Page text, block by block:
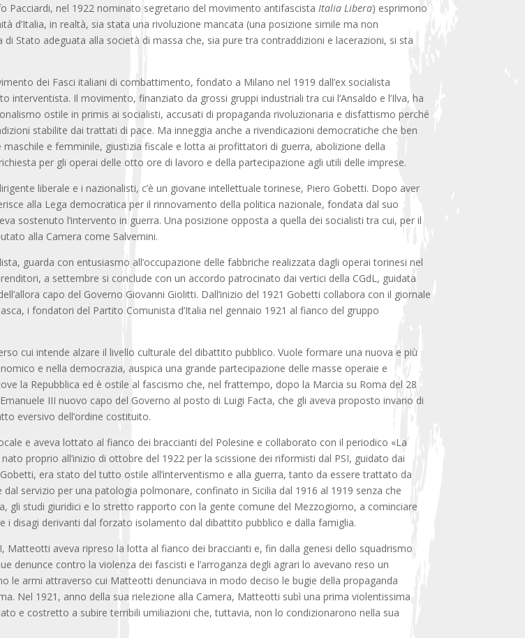
Pacciardi, nel 1922 nominato segretario del movimento antifascistaItalia Libera) esprimono
d’Italia, in realtà, sia stata una rivoluzione mancata (una posizione simile ma non
di Stato adeguata alla società di massa che, sia pure tra contraddizioni e lacerazioni, si sta
dei Fasci italiani di combattimento, fondato a Milano nel 1919 dall’ex socialista
Il movimento, finanziato da grossi gruppi industriali tra cui l’Ansaldo e l’Ilva, ha
ostile in primis ai socialisti, accusati di propaganda rivoluzionaria e disfattismo perché
stabilite dai trattati di pace. Ma inneggia anche a rivendicazioni democratiche che ben
maschile e femminile, giustizia fiscale e lotta ai profittatori di guerra, abolizione della
per gli operai delle otto ore di lavoro e della partecipazione agli utili delle imprese.
liberale e i nazionalisti, c’è un giovane intellettuale torinese, Piero Gobetti. Dopo aver
alla Lega democratica per il rinnovamento della politica nazionale, fondata dal suo
sostenuto l’intervento in guerra. Una posizione opposta a quella dei socialisti tra cui, per il
alla Camera come Salvemini.
guarda con entusiasmo all’occupazione delle fabbriche realizzata dagli operai torinesi nel
a settembre si conclude con un accordo patrocinato dai vertici della CGdL, guidata
capo del Governo Giovanni Giolitti. Dall’inizio del 1921 Gobetti collabora con il giornale
i fondatori del Partito Comunista d’Italia nel gennaio 1921 al fianco del gruppo
cui intende alzare il livello culturale del dibattito pubblico. Vuole formare una nuova e più
e nella democrazia, auspica una grande partecipazione delle masse operaie e
la Repubblica ed è ostile al fascismo che, nel frattempo, dopo la Marcia su Roma del 28
III nuovo capo del Governo al posto di Luigi Facta, che gli aveva proposto invano di
eversivo dell’ordine costituito.
e aveva lottato al fianco dei braccianti del Polesine e collaborato con il periodico «La
proprio all’inizio di ottobre del 1922 per la scissione dei riformisti dal PSI, guidato dai
era stato del tutto ostile all’interventismo e alla guerra, tanto da essere trattato da
servizio per una patologia polmonare, confinato in Sicilia dal 1916 al 1919 senza che
gli studi giuridici e lo stretto rapporto con la gente comune del Mezzogiorno, a cominciare
disagi derivanti dal forzato isolamento dal dibattito pubblico e dalla famiglia.
aveva ripreso la lotta al fianco dei braccianti e, fin dalla genesi dello squadrismo
denunce contro la violenza dei fascisti e l’arroganza degli agrari lo avevano reso un
le armi attraverso cui Matteotti denunciava in modo deciso le bugie della propaganda
Nel 1921, anno della sua rielezione alla Camera, Matteotti subì una prima violentissima
e costretto a subire terribili umiliazioni che, tuttavia, non lo condizionarono nella sua